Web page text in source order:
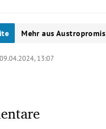
Mehr aus Austropromis
09.04.2024, 13:07